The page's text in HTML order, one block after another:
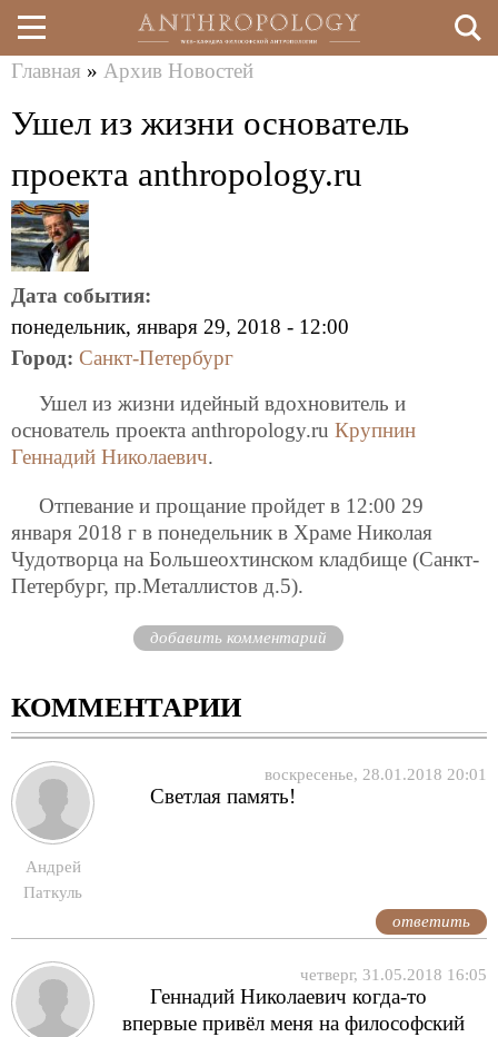
Перейти
к
основному
здесь
Главная » Архив Новостей
Ушел из жизни основатель
проекта anthropology.ru
Дата события:
понедельник, января 29, 2018 - 12:00
Город: Санкт-Петербург
Ушел из жизни идейный вдохновитель и
основатель проекта anthropology.ru Крупнин
Геннадий Николаевич.
Отпевание и прощание пройдет в 12:00 29
января 2018 г в понедельник в Храме Николая
Чудотворца на Большеохтинском кладбище (Санкт-
Петербург, пр.Металлистов д.5).
добавить комментарий
КОММЕНТАРИИ
Андрей
Паткуль
воскресенье, 28.01.2018 20:01
Светлая память!
ответить
четверг, 31.05.2018 16:05
Геннадий Николаевич когда-то
впервые привёл меня на философский